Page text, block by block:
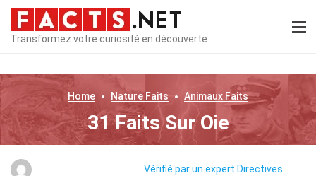
Transformez votre curiosité en découverte
Home Nature Faits Animaux Faits
31 Faits Sur Oie
Vérifié par un expert Directives